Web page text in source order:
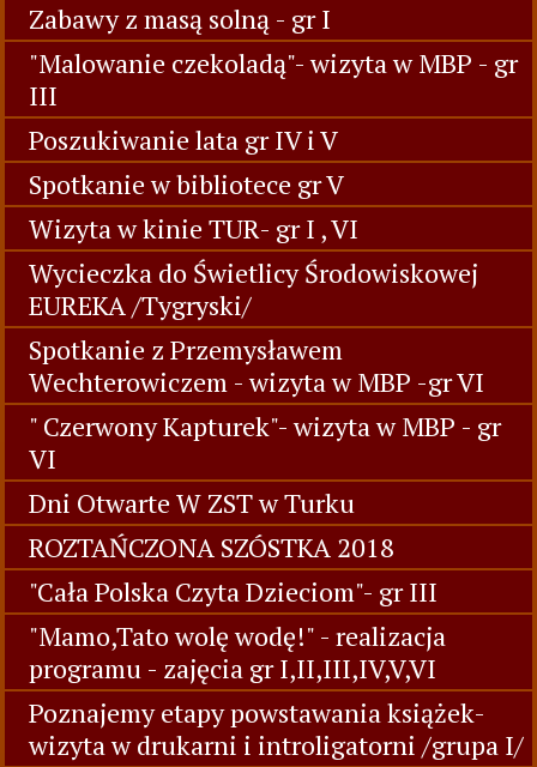
Zabawy z masą solną - gr I
"Malowanie czekoladą"- wizyta w MBP - gr
III
Poszukiwanie lata gr IV i V
Spotkanie w bibliotece gr V
Wizyta w kinie TUR- gr I , VI
Wycieczka do Świetlicy Środowiskowej
EUREKA /Tygryski/
Spotkanie z Przemysławem
Wechterowiczem - wizyta w MBP -gr VI
" Czerwony Kapturek"- wizyta w MBP - gr
VI
Dni Otwarte W ZST w Turku
ROZTAŃCZONA SZÓSTKA 2018
"Cała Polska Czyta Dzieciom"- gr III
"Mamo,Tato wolę wodę!" - realizacja
programu - zajęcia gr I,II,III,IV,V,VI
Poznajemy etapy powstawania książek-
wizyta w drukarni i introligatorni /grupa I/